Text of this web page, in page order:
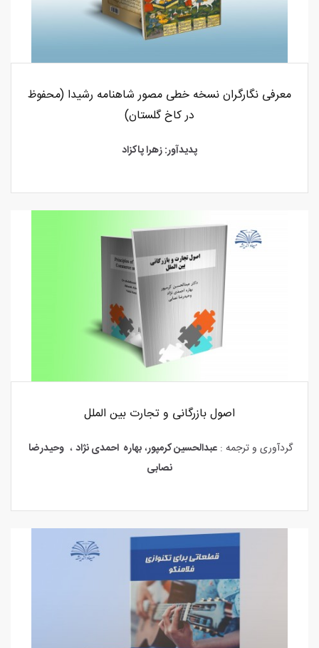
معرفی نگارگران نسخه خطی مصور شاهنامه رشیدا (محفوظ
در کاخ گلستان)
پدیدآور: زهرا پاکزاد
اصول بازرگانی و تجارت بین الملل
گردآوری و ترجمه :عبدالحسین کرمپور،بهاره احمدی نژاد،وحیدرضا
نصابی